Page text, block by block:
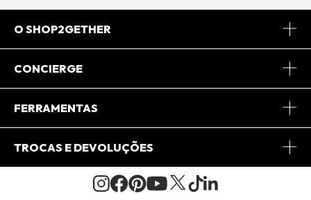
O SHOP2GETHER
Sobre Nós
Journal
CONCIERGE
Central de Relacionamento
FERRAMENTAS
Minha Conta
Pedido de Presente
TROCAS E DEVOLUÇÕES
Condições Gerais